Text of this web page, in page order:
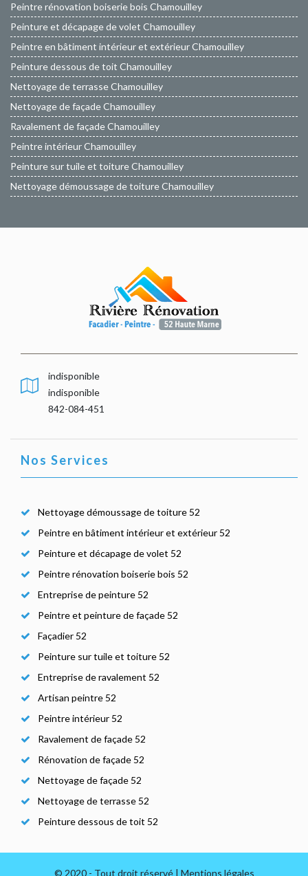
Peintre rénovation boiserie bois Chamouilley
Peinture et décapage de volet Chamouilley
Peintre en bâtiment intérieur et extérieur Chamouilley
Peinture dessous de toit Chamouilley
Nettoyage de terrasse Chamouilley
Nettoyage de façade Chamouilley
Ravalement de façade Chamouilley
Peintre intérieur Chamouilley
Peinture sur tuile et toiture Chamouilley
Nettoyage démoussage de toiture Chamouilley
indisponible
indisponible
842-084-451
Nos Services
Nettoyage démoussage de toiture 52
Peintre en bâtiment intérieur et extérieur 52
Peinture et décapage de volet 52
Peintre rénovation boiserie bois 52
Entreprise de peinture 52
Peintre et peinture de façade 52
Façadier 52
Peinture sur tuile et toiture 52
Entreprise de ravalement 52
Artisan peintre 52
Peintre intérieur 52
Ravalement de façade 52
Rénovation de façade 52
Nettoyage de façade 52
Nettoyage de terrasse 52
Peinture dessous de toit 52
© 2020 - Tout droit réservé | Mentions légales